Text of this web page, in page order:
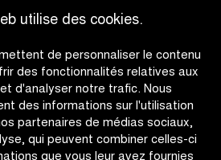
utilise des cookies.
de personnaliser le contenu
des fonctionnalités relatives aux
d'analyser notre trafic. Nous
des informations sur l'utilisation
partenaires de médias sociaux,
qui peuvent combiner celles-ci
que vous leur avez fournies